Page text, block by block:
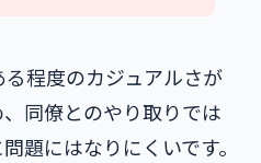
程度のカジュアルさが
同僚とのやり取りでは
題にはなりにくいです。